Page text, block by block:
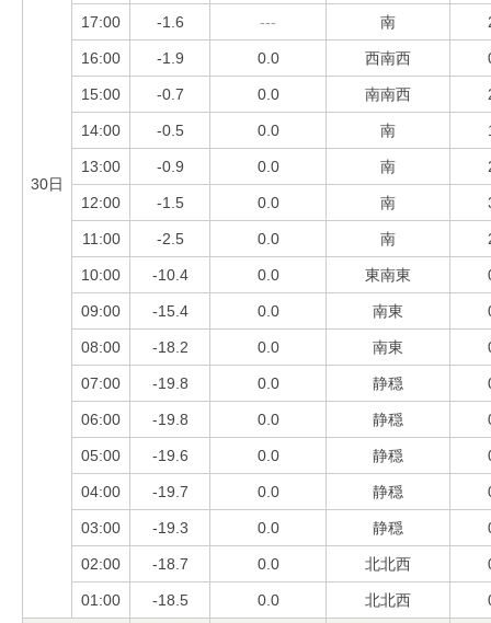
30日
17:00 -1.6 --- 南
16:00 -1.9 0.0 西南西
15:00 -0.7 0.0 南南西
14:00 -0.5 0.0 南
13:00 -0.9 0.0 南
12:00 -1.5 0.0 南
11:00 -2.5 0.0 南
10:00 -10.4 0.0 東南東
09:00 -15.4 0.0 南東
08:00 -18.2 0.0 南東
07:00 -19.8 0.0 静穏
06:00 -19.8 0.0 静穏
05:00 -19.6 0.0 静穏
04:00 -19.7 0.0 静穏
03:00 -19.3 0.0 静穏
02:00 -18.7 0.0 北北西
01:00 -18.5 0.0 北北西